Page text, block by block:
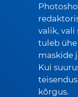
valik, vali
tuleb
maskide
Kui
kõrgus.